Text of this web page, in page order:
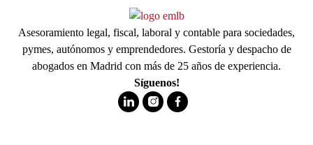
Asesoramiento legal, fiscal, laboral y contable para sociedades,
pymes, autónomos y emprendedores. Gestoría y despacho de
abogados en Madrid con más de 25 años de experiencia.
Síguenos!